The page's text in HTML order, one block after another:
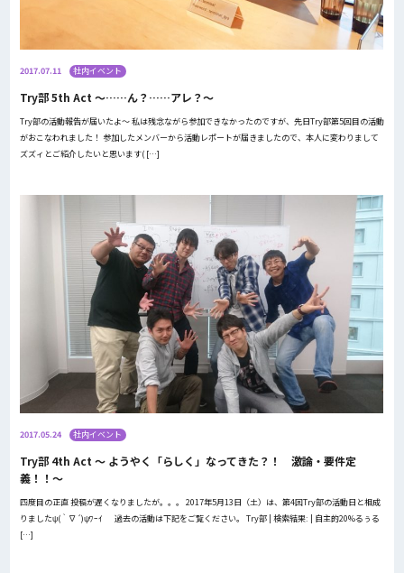
2017.07.11 社内イベント
Try部 5th Act 〜……ん？……アレ？〜
Try部の活動報告が届いたよ〜 私は残念ながら参加できなかったのですが、先日Try部第5回目の活動
がおこなわれました！ 参加したメンバーから活動レポートが届きましたので、本人に変わりまして
ズズィとご紹介したいと思います( […]
2017.05.24 社内イベント
Try部 4th Act 〜 ようやく「らしく」なってきた？！ 激論・要件定
義！！〜
四度目の正直 投稿が遅くなりましたが。。。 2017年5月13日（土）は、第4回Try部の活動日と相成
りましたψ(｀∇´)ψﾜｰｲ 過去の活動は下記をご覧ください。 Try部 | 検索結果: | 自主的20%るぅる
[…]